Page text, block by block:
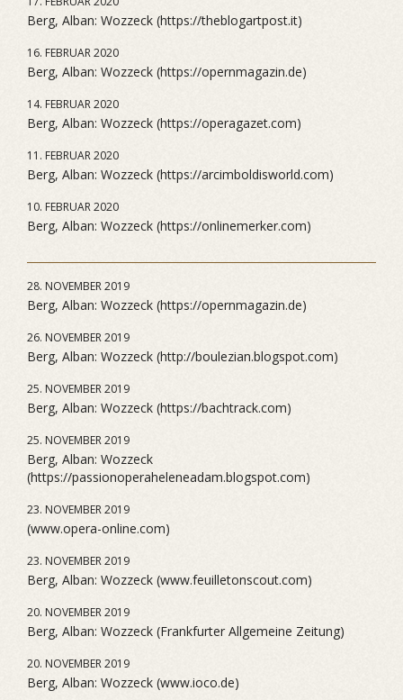
Berg, Alban: Wozzeck (https://theblogartpost.it)
16. FEBRUAR 2020
Berg, Alban: Wozzeck (https://opernmagazin.de)
14. FEBRUAR 2020
Berg, Alban: Wozzeck (https://operagazet.com)
11. FEBRUAR 2020
Berg, Alban: Wozzeck (https://arcimboldisworld.com)
10. FEBRUAR 2020
Berg, Alban: Wozzeck (https://onlinemerker.com)
28. NOVEMBER 2019
Berg, Alban: Wozzeck (https://opernmagazin.de)
26. NOVEMBER 2019
Berg, Alban: Wozzeck (http://boulezian.blogspot.com)
25. NOVEMBER 2019
Berg, Alban: Wozzeck (https://bachtrack.com)
25. NOVEMBER 2019
Berg, Alban: Wozzeck
(https://passionoperaheleneadam.blogspot.com)
23. NOVEMBER 2019
(www.opera-online.com)
23. NOVEMBER 2019
Berg, Alban: Wozzeck (www.feuilletonscout.com)
20. NOVEMBER 2019
Berg, Alban: Wozzeck (Frankfurter Allgemeine Zeitung)
20. NOVEMBER 2019
Berg, Alban: Wozzeck (www.ioco.de)